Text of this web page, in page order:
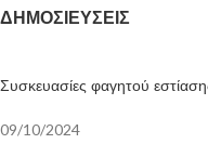
ΔΗΜΟΣΙΕΎΣΕΙΣ
Συσκευασίες φαγητού
09/10/2024